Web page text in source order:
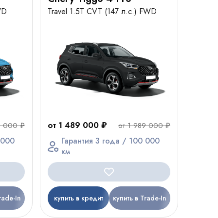
000 ₽
In
Travel 1.5T CVT (147 л.с.) FWD
от 1 489 000 ₽ от 1 989 000 ₽
Гарантия 3 года / 100 000
км
купить в кредит купить в Trade-In